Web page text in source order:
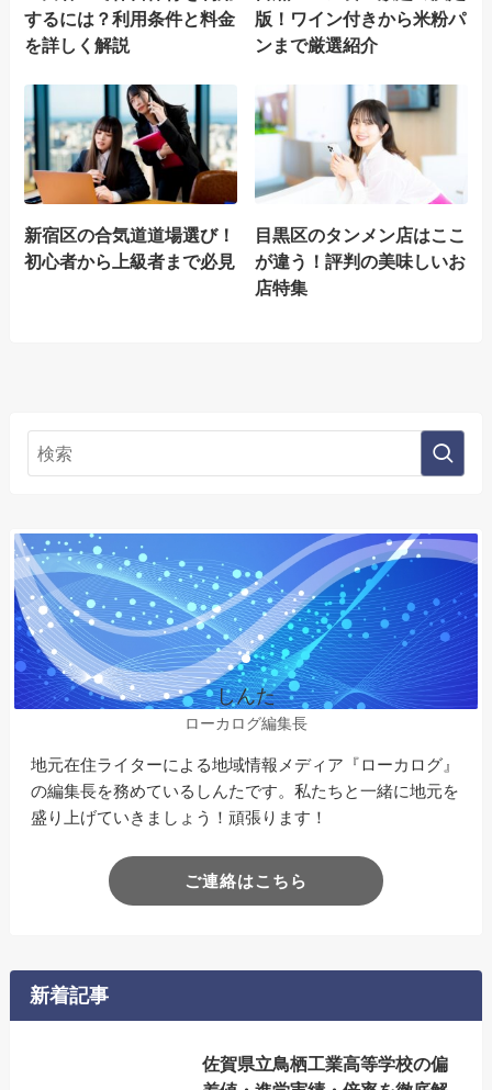
するには？利用条件と料金
を詳しく解説
版！ワイン付きから米粉パ
ンまで厳選紹介
新宿区の合気道道場選び！
初心者から上級者まで必見
目黒区のタンメン店はここ
が違う！評判の美味しいお
店特集
しんた
ローカログ編集長
地元在住ライターによる地域情報メディア『ローカログ』
の編集長を務めているしんたです。私たちと一緒に地元を
盛り上げていきましょう！頑張ります！
ご連絡はこちら
新着記事
佐賀県立鳥栖工業高等学校の偏